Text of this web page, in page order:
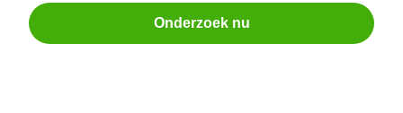
Onderzoek nu